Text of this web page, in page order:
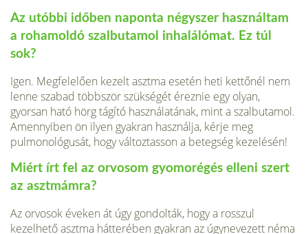
Az utóbbi időben naponta négyszer használtam
a rohamoldó szalbutamol inhalálómat. Ez túl
sok?
Igen. Megfelelően kezelt asztma esetén heti kettőnél nem
lenne szabad többször szükségét éreznie egy olyan,
gyorsan ható hörg tágító használatának, mint a szalbutamol.
Amennyiben ön ilyen gyakran használja, kérje meg
pulmonológusát, hogy változtasson a betegség kezelésén!
Miért írt fel az orvosom gyomorégés elleni szert
az asztmámra?
Az orvosok éveken át úgy gondolták, hogy a rosszul
kezelhető asztma hátterében gyakran az úgynevezett néma